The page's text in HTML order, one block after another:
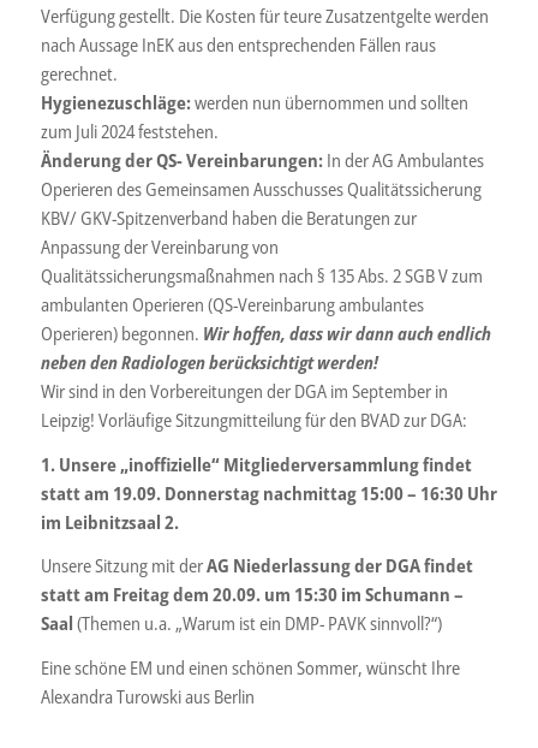
Verfügung gestellt. Die Kosten für teure Zusatzentgelte werden
nach Aussage InEK aus den entsprechenden Fällen raus
gerechnet.
Hygienezuschläge:werden nun übernommen und sollten
zum Juli 2024 feststehen.
Änderung der QS- Vereinbarungen:In der AG Ambulantes
Operieren des Gemeinsamen Ausschusses Qualitätssicherung
KBV/ GKV-Spitzenverband haben die Beratungen zur
Anpassung der Vereinbarung von
Qualitätssicherungsmaßnahmen nach § 135 Abs. 2 SGB V zum
ambulanten Operieren (QS-Vereinbarung ambulantes
Operieren) begonnen. Wir hoffen, dass wir dann auch endlich
neben den Radiologen berücksichtigt werden!
Wir sind in den Vorbereitungen der DGA im September in
Leipzig! Vorläufige Sitzungmitteilung für den BVAD zur DGA:
1. Unsere „inoffizielle“ Mitgliederversammlung findet
statt am 19.09. Donnerstag nachmittag 15:00 – 16:30 Uhr
im Leibnitzsaal 2.
Unsere Sitzung mit derAG Niederlassung der DGA findet
statt am Freitag dem 20.09. um 15:30 im Schumann –
Saal (Themen u.a. „Warum ist ein DMP- PAVK sinnvoll?“)
Eine schöne EM und einen schönen Sommer, wünscht Ihre
Alexandra Turowski aus Berlin